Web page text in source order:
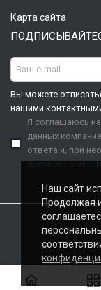
Карта сайта
Вы можете
нашими
Я соглашаюсь
данных
ответа и, при
договорными
 
Наш сайт
Продолжая